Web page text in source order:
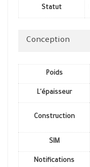
Statut
Conception
Poids
L'épaisseur
Construction
SIM
Notifications